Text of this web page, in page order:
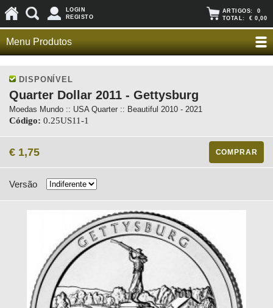
LOGIN
REGISTO
ARTIGOS: 0
TOTAL: € 0,00
Menu Produtos
DISPONÍVEL
Quarter Dollar 2011 - Gettysburg
Moedas Mundo :: USA Quarter :: Beautiful 2010 - 2021
Código: 0.25US11-1
€ 1,75 COMPRAR
Versão